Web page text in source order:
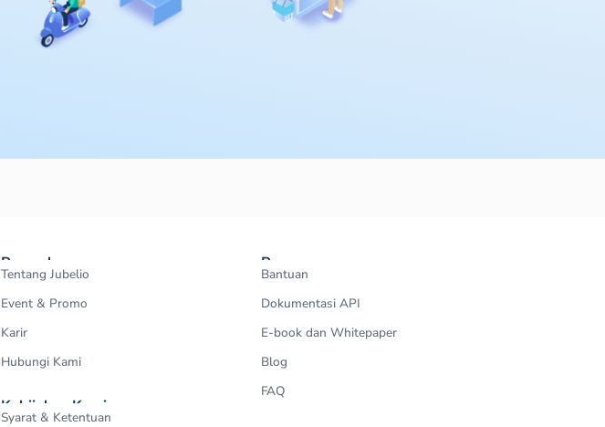
Perusahaan
Tentang Jubelio
Event & Promo
Karir
Hubungi Kami
Kebijakan Kami
Syarat & Ketentuan
Resources
Bantuan
Dokumentasi API
E-book dan Whitepaper
Blog
FAQ